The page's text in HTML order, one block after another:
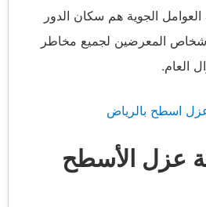
العوامل الجوية هم سكان الدور
المعرضين لجميع مخاطر
العام.
اسطح بالرياض
عزل الأسطح